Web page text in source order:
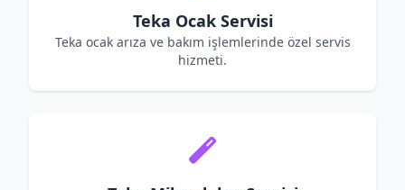
Teka Ocak Servisi
Teka ocak arıza ve bakım işlemlerinde özel servis
hizmeti.